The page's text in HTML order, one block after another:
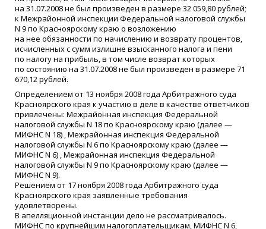
на 31.07.2008 не был произведен в размере 32 059,80 рублей;
к Межрайонной инспекции Федеральной налоговой службы
N 9 по Красноярскому краю о возложению
на нее обязанности по начислению и возврату процентов,
исчисленных с сумм излишне взысканного налога и пени
по налогу на прибыль, в том числе возврат которых
по состоянию на 31.07.2008 не был произведен в размере 71
670,12 рублей.
Определением от 13 ноября 2008 года Арбитражного суда
Красноярского края к участию в деле в качестве ответчиков
привлечены: Межрайонная инспекция Федеральной
налоговой службы N 18 по Красноярскому краю (далее —
МИФНС N 18) , Межрайонная инспекция Федеральной
налоговой службы N 6 по Красноярскому краю (далее —
МИФНС N 6) , Межрайонная инспекция Федеральной
налоговой службы N 9 по Красноярскому краю (далее —
МИФНС N 9).
Решением от 17 ноября 2008 года Арбитражного суда
Красноярского края заявленные требования
удовлетворены.
В апелляционной инстанции дело не рассматривалось.
МИФНС по крупнейшим налогоплательщикам, МИФНС N 6,